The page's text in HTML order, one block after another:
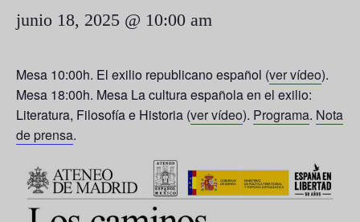
junio 18, 2025 @ 10:00 am
Mesa 10:00h. El exilio republicano español (ver vídeo).
Mesa 18:00h. Mesa La cultura española en el exilio:
Literatura, Filosofía e Historia (ver vídeo). Programa. Nota
de prensa.